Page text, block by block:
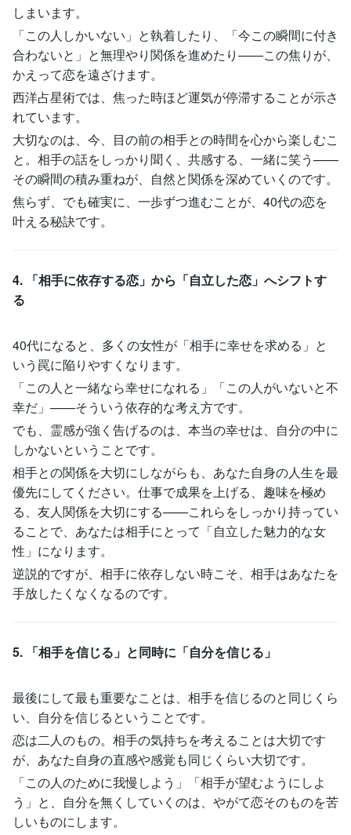
しまいます。
「この人しかいない」と執着したり、「今この瞬間に付き
合わないと」と無理やり関係を進めたり——この焦りが、
かえって恋を遠ざけます。
西洋占星術では、焦った時ほど運気が停滞することが示さ
れています。
大切なのは、今、目の前の相手との時間を心から楽しむこ
と。相手の話をしっかり聞く、共感する、一緒に笑う——
その瞬間の積み重ねが、自然と関係を深めていくのです。
焦らず、でも確実に、一歩ずつ進むことが、40代の恋を
叶える秘訣です。
4. 「相手に依存する恋」から「自立した恋」へシフトす
る
40代になると、多くの女性が「相手に幸せを求める」と
いう罠に陥りやすくなります。
「この人と一緒なら幸せになれる」「この人がいないと不
幸だ」——そういう依存的な考え方です。
でも、霊感が強く告げるのは、本当の幸せは、自分の中に
しかないということです。
相手との関係を大切にしながらも、あなた自身の人生を最
優先にしてください。仕事で成果を上げる、趣味を極め
る、友人関係を大切にする——これらをしっかり持ってい
ることで、あなたは相手にとって「自立した魅力的な女
性」になります。
逆説的ですが、相手に依存しない時こそ、相手はあなたを
手放したくなくなるのです。
5. 「相手を信じる」と同時に「自分を信じる」
最後にして最も重要なことは、相手を信じるのと同じくら
い、自分を信じるということです。
恋は二人のもの。相手の気持ちを考えることは大切です
が、あなた自身の直感や感覚も同じくらい大切です。
「この人のために我慢しよう」「相手が望むようにしよ
う」と、自分を無くしていくのは、やがて恋そのものを苦
しいものにします。